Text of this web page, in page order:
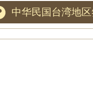
中华民国台湾地